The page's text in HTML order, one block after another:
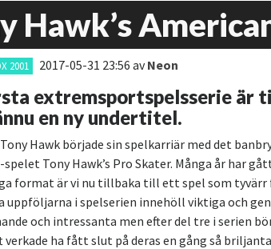
2001 2017-05-31 23:56 avNeon
extremsportspelsserie är
en ny undertitel.
Hawk började sin spelkarriär med det
Tony Hawk’s Pro Skater. Många år har
format är vi nu tillbaka till ett spel som tyvärr
uppföljarna i spelserien innehöll viktiga och
och intressanta men efter del tre i serien
ha fått slut på deras en gång så